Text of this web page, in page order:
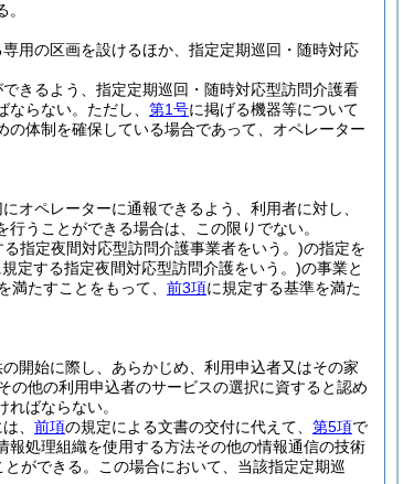
用の区画を設けるほか、指定定期巡回・随時対応
きるよう、指定定期巡回・随時対応型訪問介護看
らない。 ただし、 第1号に掲げる機器等について
体制を確保している場合であって、オペレーター
オペレーターに通報できるよう、利用者に対し、
うことができる場合は、この限りでない。
る指定夜間対応型訪問介護事業者をいう。)の指定を
規定する指定夜間対応型訪問介護をいう。)の事業と
満たすことをもって、 前3項に規定する基準を満た
開始に際し、あらかじめ、利用申込者又はその家
の他の利用申込者のサービスの選択に資すると認め
ばならない。
、 前項の規定による文書の交付に代えて、 第5項で
処理組織を使用する方法その他の情報通信の技術
ができる。
この場合において、当該指定定期巡